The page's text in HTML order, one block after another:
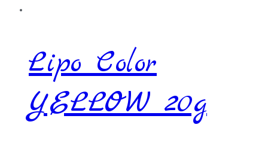
Lipo Color
YELLOW 20g